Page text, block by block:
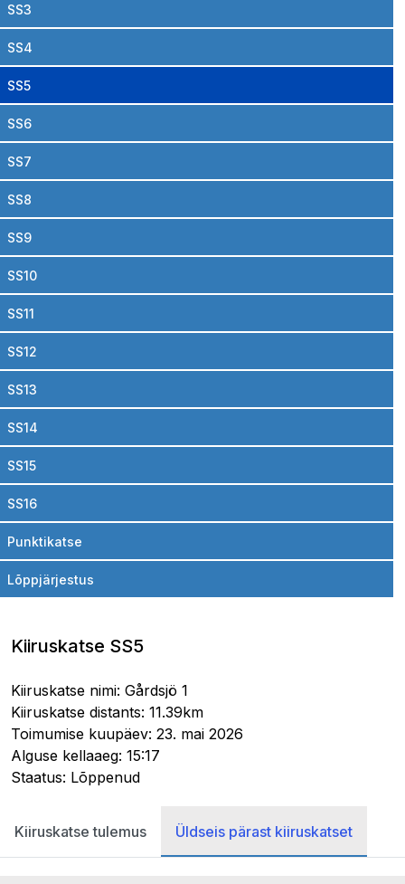
SS3
SS4
SS5
SS6
SS7
SS8
SS9
SS10
SS11
SS12
SS13
SS14
SS15
SS16
Punktikatse
Lõppjärjestus
Kiiruskatse SS5
Kiiruskatse nimi: Gårdsjö 1
Kiiruskatse distants: 11.39km
Toimumise kuupäev: 23. mai 2026
Alguse kellaaeg: 15:17
Staatus: Lõppenud
Kiiruskatse tulemus Üldseis pärast kiiruskatset